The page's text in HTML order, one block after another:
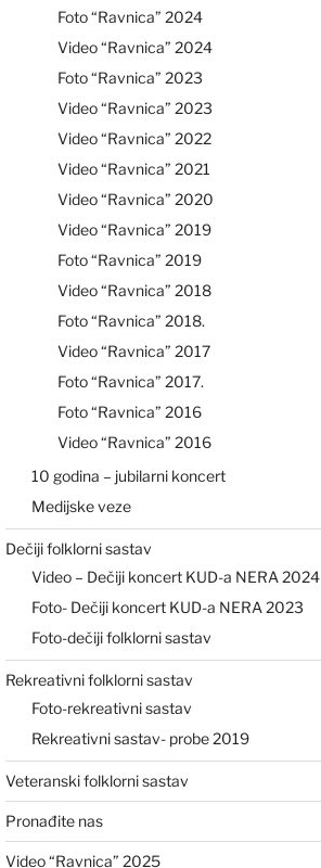
Foto “Ravnica” 2024
Video “Ravnica” 2024
Foto “Ravnica” 2023
Video “Ravnica” 2023
Video “Ravnica” 2022
Video “Ravnica” 2021
Video “Ravnica” 2020
Video “Ravnica” 2019
Foto “Ravnica” 2019
Video “Ravnica” 2018
Foto “Ravnica” 2018.
Video “Ravnica” 2017
Foto “Ravnica” 2017.
Foto “Ravnica” 2016
Video “Ravnica” 2016
10 godina – jubilarni koncert
Medijske veze
Dečiji folklorni sastav
Video – Dečiji koncert KUD-a NERA 2024
Foto- Dečiji koncert KUD-a NERA 2023
Foto-dečiji folklorni sastav
Rekreativni folklorni sastav
Foto-rekreativni sastav
Rekreativni sastav- probe 2019
Veteranski folklorni sastav
Pronađite nas
Video “Ravnica” 2025